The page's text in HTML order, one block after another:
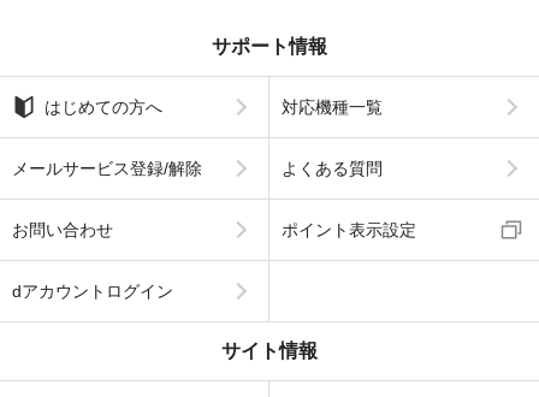
サポート情報
はじめての方へ 対応機種一覧
メールサービス登録/解除 よくある質問
お問い合わせ ポイント表示設定
dアカウントログイン
サイト情報